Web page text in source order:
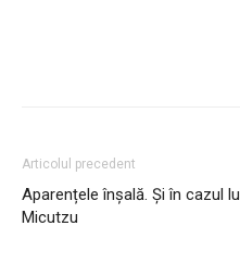
Articolul precedent
Aparențele înșală. Și în cazul
Micutzu